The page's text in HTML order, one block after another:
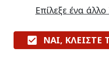
Επίλεξε ένα
ΝΑΙ,